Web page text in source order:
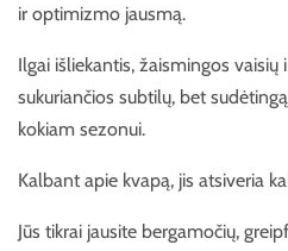
ir optimizmo jausmą.
Ilgai išliekantis, žaismingos vaisių
sukuriančios subtilų, bet
kokiam sezonui.
Kalbant apie kvapą, jis atsiveria
Jūs tikrai jausite bergamočių,